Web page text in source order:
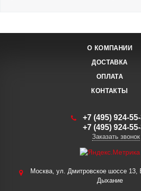
О КОМПАНИИ
ДОСТАВКА
ОПЛАТА
КОНТАКТЫ
+7 (495) 924-
+7 (495) 924-
Заказать звонок
Москва, ул. Дмитровское шоссе
Дыхание